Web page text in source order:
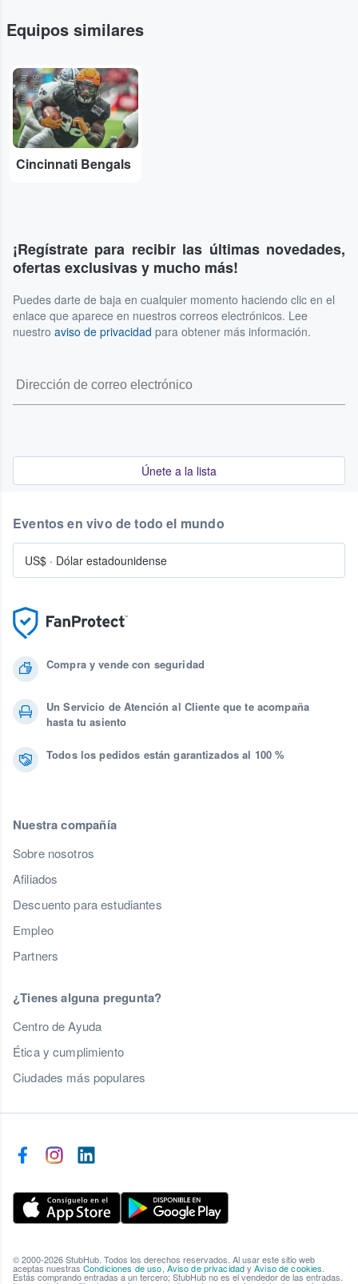
Equipos similares
S
t
u
b
H
u
b
I
n
t
e
r
n
a
t
io
n
a
l
Cincinnati Bengals
¡Regístrate para recibir las últimas novedades,
ofertas exclusivas y mucho más!
Puedes darte de baja en cualquier momento haciendo clic en el
enlace que aparece en nuestros correos electrónicos. Lee
nuestro aviso de privacidad para obtener más información.
Únete a la lista
Compra y vende con seguridad
Un Servicio de Atención al Cliente que te acompaña
hasta tu asiento
Todos los pedidos están garantizados al 100 %
Nuestra compañía
Sobre nosotros
Afiliados
Descuento para estudiantes
Empleo
Partners
¿Tienes alguna pregunta?
Centro de Ayuda
Ética y cumplimiento
Ciudades más populares
Eventos en vivo de todo el mundo
US$ · Dólar estadounidense
© 2000-2026 StubHub. Todos los derechos reservados. Al usar este sitio web
aceptas nuestras Condiciones de uso Aviso de privacidadyAviso de cookies
Estás comprando entradas a un tercero; StubHub no es el vendedor de las entradas.